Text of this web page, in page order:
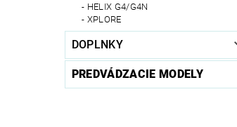
HELIX G4/G4N
XPLORE
DOPLNKY
PREDVÁDZACIE MODELY